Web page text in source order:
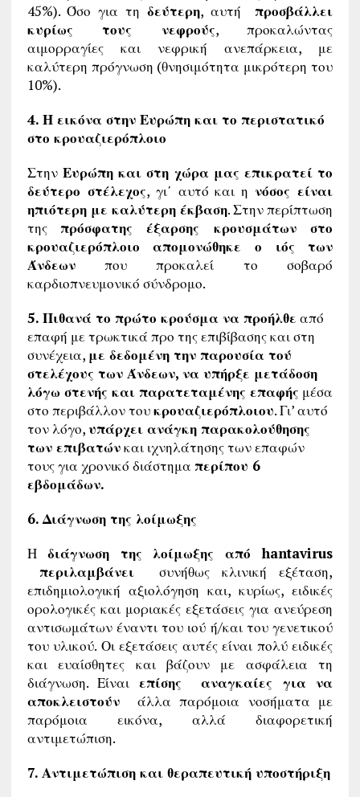
45%). Όσο για τη δεύτερη, αυτήπροσβάλλει
κυρίως τους νεφρούς, προκαλώντας
αιμορραγίες και νεφρική ανεπάρκεια, με
καλύτερη πρόγνωση (θνησιμότητα μικρότερη του
10%).
4. Η εικόνα στην Ευρώπη και το περιστατικό
στο κρουαζιερόπλοιο
ΣτηνΕυρώπη και στη χώρα μας επικρατεί το
δεύτερο στέλεχος, γι΄ αυτό και ηνόσος είναι
ηπιότερη με καλύτερη έκβαση. Στην περίπτωση
τηςπρόσφατης έξαρσης κρουσμάτων στο
κρουαζιερόπλοιο απομονώθηκε ο ιός των
Άνδεωνπου προκαλεί το σοβαρό
καρδιοπνευμονικό σύνδρομο.
5. Πιθανά το πρώτο κρούσμα να προήλθε από
επαφή με τρωκτικά προ της επιβίβασης και στη
συνέχεια, με δεδομένη την παρουσία τού
στελέχους των Άνδεων, να υπήρξε μετάδοση
λόγω στενής και παρατεταμένης επαφής μέσα
στο περιβάλλον τουκρουαζιερόπλοιου. Γι’ αυτό
τον λόγο,υπάρχει ανάγκη παρακολούθησης
των επιβατώνκαι ιχνηλάτησης των επαφών
τους για χρονικό διάστημα περίπου 6
εβδομάδων.
6. Διάγνωση της λοίμωξης
Η διάγνωση της λοίμωξης από hantavirus
περιλαμβάνει
συνήθως κλινική εξέταση,
επιδημιολογική αξιολόγηση και, κυρίως, ειδικές
ορολογικές και μοριακές εξετάσεις για ανεύρεση
αντισωμάτων έναντι του ιού ή/και του γενετικού
του υλικού. Οι εξετάσεις αυτές είναι πολύ ειδικές
και ευαίσθητες και βάζουν με ασφάλεια τη
διάγνωση. Είναι επίσης αναγκαίες για να
αποκλειστούν
άλλα παρόμοια νοσήματα με
παρόμοια εικόνα, αλλά διαφορετική
αντιμετώπιση.
7. Αντιμετώπιση και θεραπευτική υποστήριξη